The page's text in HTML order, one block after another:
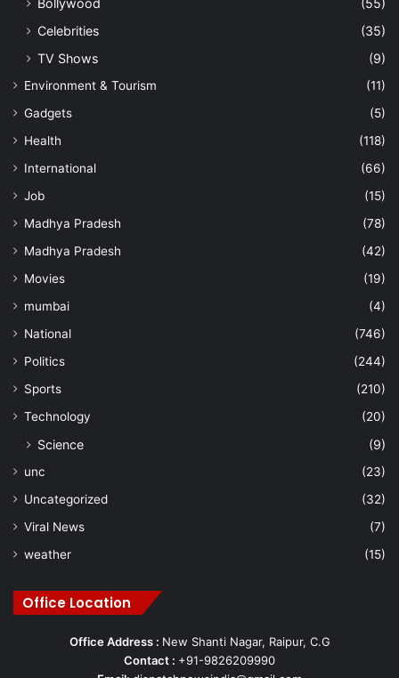
Bollywood
(55)
Celebrities
(35)
TV Shows
(9)
Environment & Tourism
(11)
Gadgets
(5)
Health
(118)
International
(66)
Job
(15)
Madhya Pradesh
(78)
Madhya Pradesh
(42)
Movies
(19)
mumbai
(4)
National
(746)
Politics
(244)
Sports
(210)
Technology
(20)
Science (9)
unc
(23)
Uncategorized
(32)
Viral News
(7)
weather
(15)
Office Location
Office Address : New Shanti Nagar, Raipur, C.G
Contact : +91-9826209990